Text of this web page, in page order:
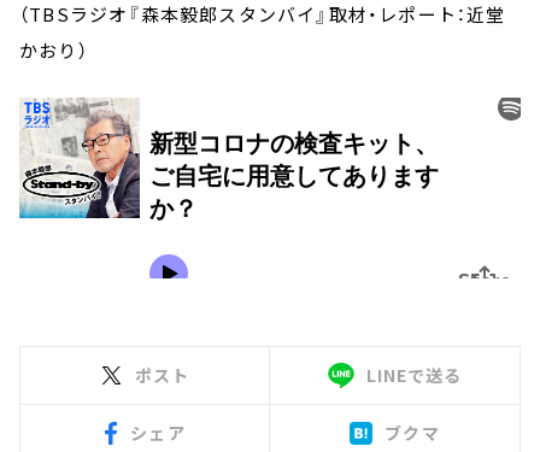
（TBSラジオ『森本毅郎スタンバイ』取材・レポート：近堂
かおり）
ポスト LINEで送る
シェア ブクマ